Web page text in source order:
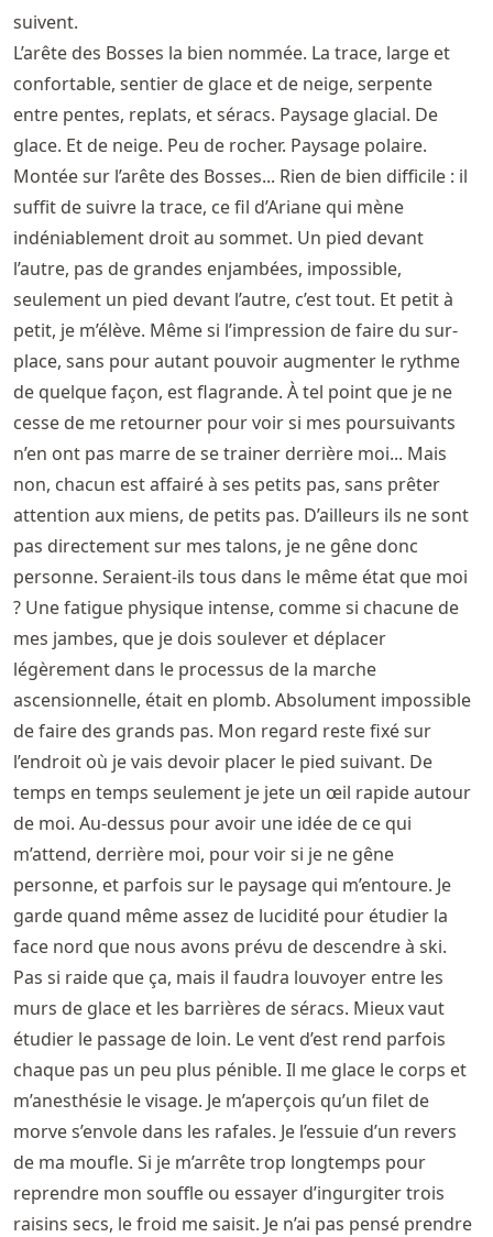
suivent.
L’arête des Bosses la bien nommée. La trace, large et
confortable, sentier de glace et de neige, serpente
entre pentes, replats, et séracs. Paysage glacial. De
glace. Et de neige. Peu de rocher. Paysage polaire.
Montée sur l’arête des Bosses... Rien de bien difficile : il
suffit de suivre la trace, ce fil d’Ariane qui mène
indéniablement droit au sommet. Un pied devant
l’autre, pas de grandes enjambées, impossible,
seulement un pied devant l’autre, c’est tout. Et petit à
petit, je m’élève. Même si l’impression de faire du sur-
place, sans pour autant pouvoir augmenter le rythme
de quelque façon, est flagrande. À tel point que je ne
cesse de me retourner pour voir si mes poursuivants
n’en ont pas marre de se trainer derrière moi... Mais
non, chacun est affairé à ses petits pas, sans prêter
attention aux miens, de petits pas. D’ailleurs ils ne sont
pas directement sur mes talons, je ne gêne donc
personne. Seraient-ils tous dans le même état que moi
? Une fatigue physique intense, comme si chacune de
mes jambes, que je dois soulever et déplacer
légèrement dans le processus de la marche
ascensionnelle, était en plomb. Absolument impossible
de faire des grands pas. Mon regard reste fixé sur
l’endroit où je vais devoir placer le pied suivant. De
temps en temps seulement je jete un œil rapide autour
de moi. Au-dessus pour avoir une idée de ce qui
m’attend, derrière moi, pour voir si je ne gêne
personne, et parfois sur le paysage qui m’entoure. Je
garde quand même assez de lucidité pour étudier la
face nord que nous avons prévu de descendre à ski.
Pas si raide que ça, mais il faudra louvoyer entre les
murs de glace et les barrières de séracs. Mieux vaut
étudier le passage de loin. Le vent d’est rend parfois
chaque pas un peu plus pénible. Il me glace le corps et
m’anesthésie le visage. Je m’aperçois qu’un filet de
morve s’envole dans les rafales. Je l’essuie d’un revers
de ma moufle. Si je m’arrête trop longtemps pour
reprendre mon souffle ou essayer d’ingurgiter trois
raisins secs, le froid me saisit. Je n’ai pas pensé prendre